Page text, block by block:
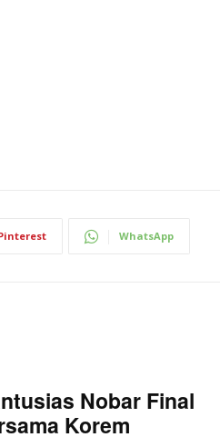
WhatsApp
Nobar Final
Korem